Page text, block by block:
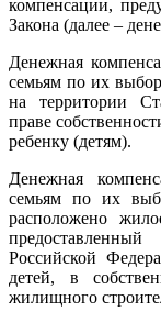
компенсации,
Закона (далее –
Денежная
семьям по их
на территории
праве
ребенку (детям).
Денежная
семьям по их
расположено
Российской
детей, в
жилищного